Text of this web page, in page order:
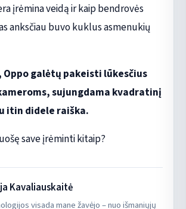
įrėmina veidą ir kaip bendrovės
anksčiau buvo kuklus asmenukių
galėtų pakeisti lūkesčius
sujungdama kvadratinį
itin didele raiška.
save įrėminti kitaip?
Kavaliauskaitė
visada mane žavėjo – nuo išmaniųjų